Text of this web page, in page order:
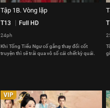
Tập 1B. Vòng lặp
T13 Full HD
24ph
Khi Tống Tiểu Ngư cố gắng thay đổi cốt
truyện thì sẽ trải qua vô số cái chết kỳ quái.
VIP